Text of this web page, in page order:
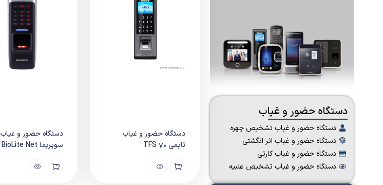
دستگاه حضور و غیاب
دستگاه حضور و غیاب تشخیص چهره
دستگاه حضور و غیاب اثر انگشتی
دستگاه حضور و غیاب کارتی
دستگاه حضور و غیاب تشخیص عنبیه
دستگاه حضور و غیاب
تایمی TFS 70
دستگاه حضور و غیاب
سوپریما BioLite Net